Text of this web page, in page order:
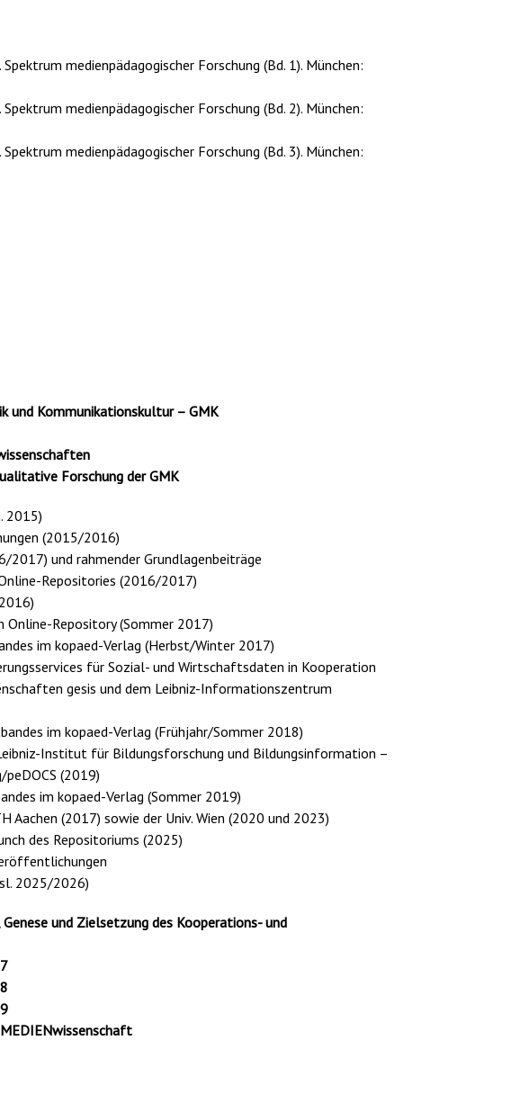
medienpädagogischer Forschung (Bd. 1). München:
medienpädagogischer Forschung (Bd. 2). München:
medienpädagogischer Forschung (Bd. 3). München:
und Kommunikationskultur – GMK
Forschung der GMK
2015)
(2015/2016)
und rahmender Grundlagenbeiträge
Repositories (2016/2017)
Repository (Sommer 2017)
im kopaed-Verlag (Herbst/Winter 2017)
für Sozial- und Wirtschaftsdaten in Kooperation
gesis und dem Leibniz-Informationszentrum
im kopaed-Verlag (Frühjahr/Sommer 2018)
Institut für Bildungsforschung und Bildungsinformation –
(2019)
im kopaed-Verlag (Sommer 2019)
Aachen (2017) sowie der Univ. Wien (2020 und 2023)
des Repositoriums (2025)
2025/2026)
und Zielsetzung des Kooperations- und